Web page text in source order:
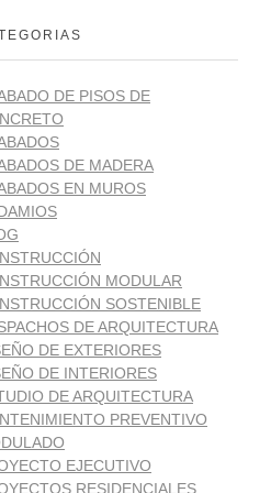
DE PISOS DE
DE MADERA
EN MUROS
MODULAR
SOSTENIBLE
DE ARQUITECTURA
DE EXTERIORES
DE INTERIORES
DE ARQUITECTURA
PREVENTIVO
EJECUTIVO
RESIDENCIALES